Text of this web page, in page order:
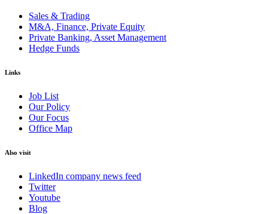
Sales & Trading
M&A, Finance, Private Equity
Private Banking, Asset Management
Hedge Funds
Links
Job List
Our Policy
Our Focus
Office Map
Also visit
LinkedIn company news feed
Twitter
Youtube
Blog